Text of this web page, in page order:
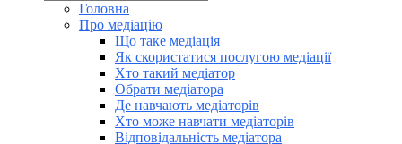
Головна
Про медіацію
Що таке медіація
Як скористатися послугою медіації
Хто такий медіатор
Обрати медіатора
Де навчають медіаторів
Хто може навчати медіаторів
Відповідальність медіатора